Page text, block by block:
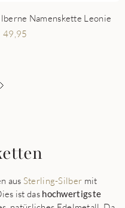
Namenskette Leonie
49,95
aus Sterling-Silber mit
ist das hochwertigste